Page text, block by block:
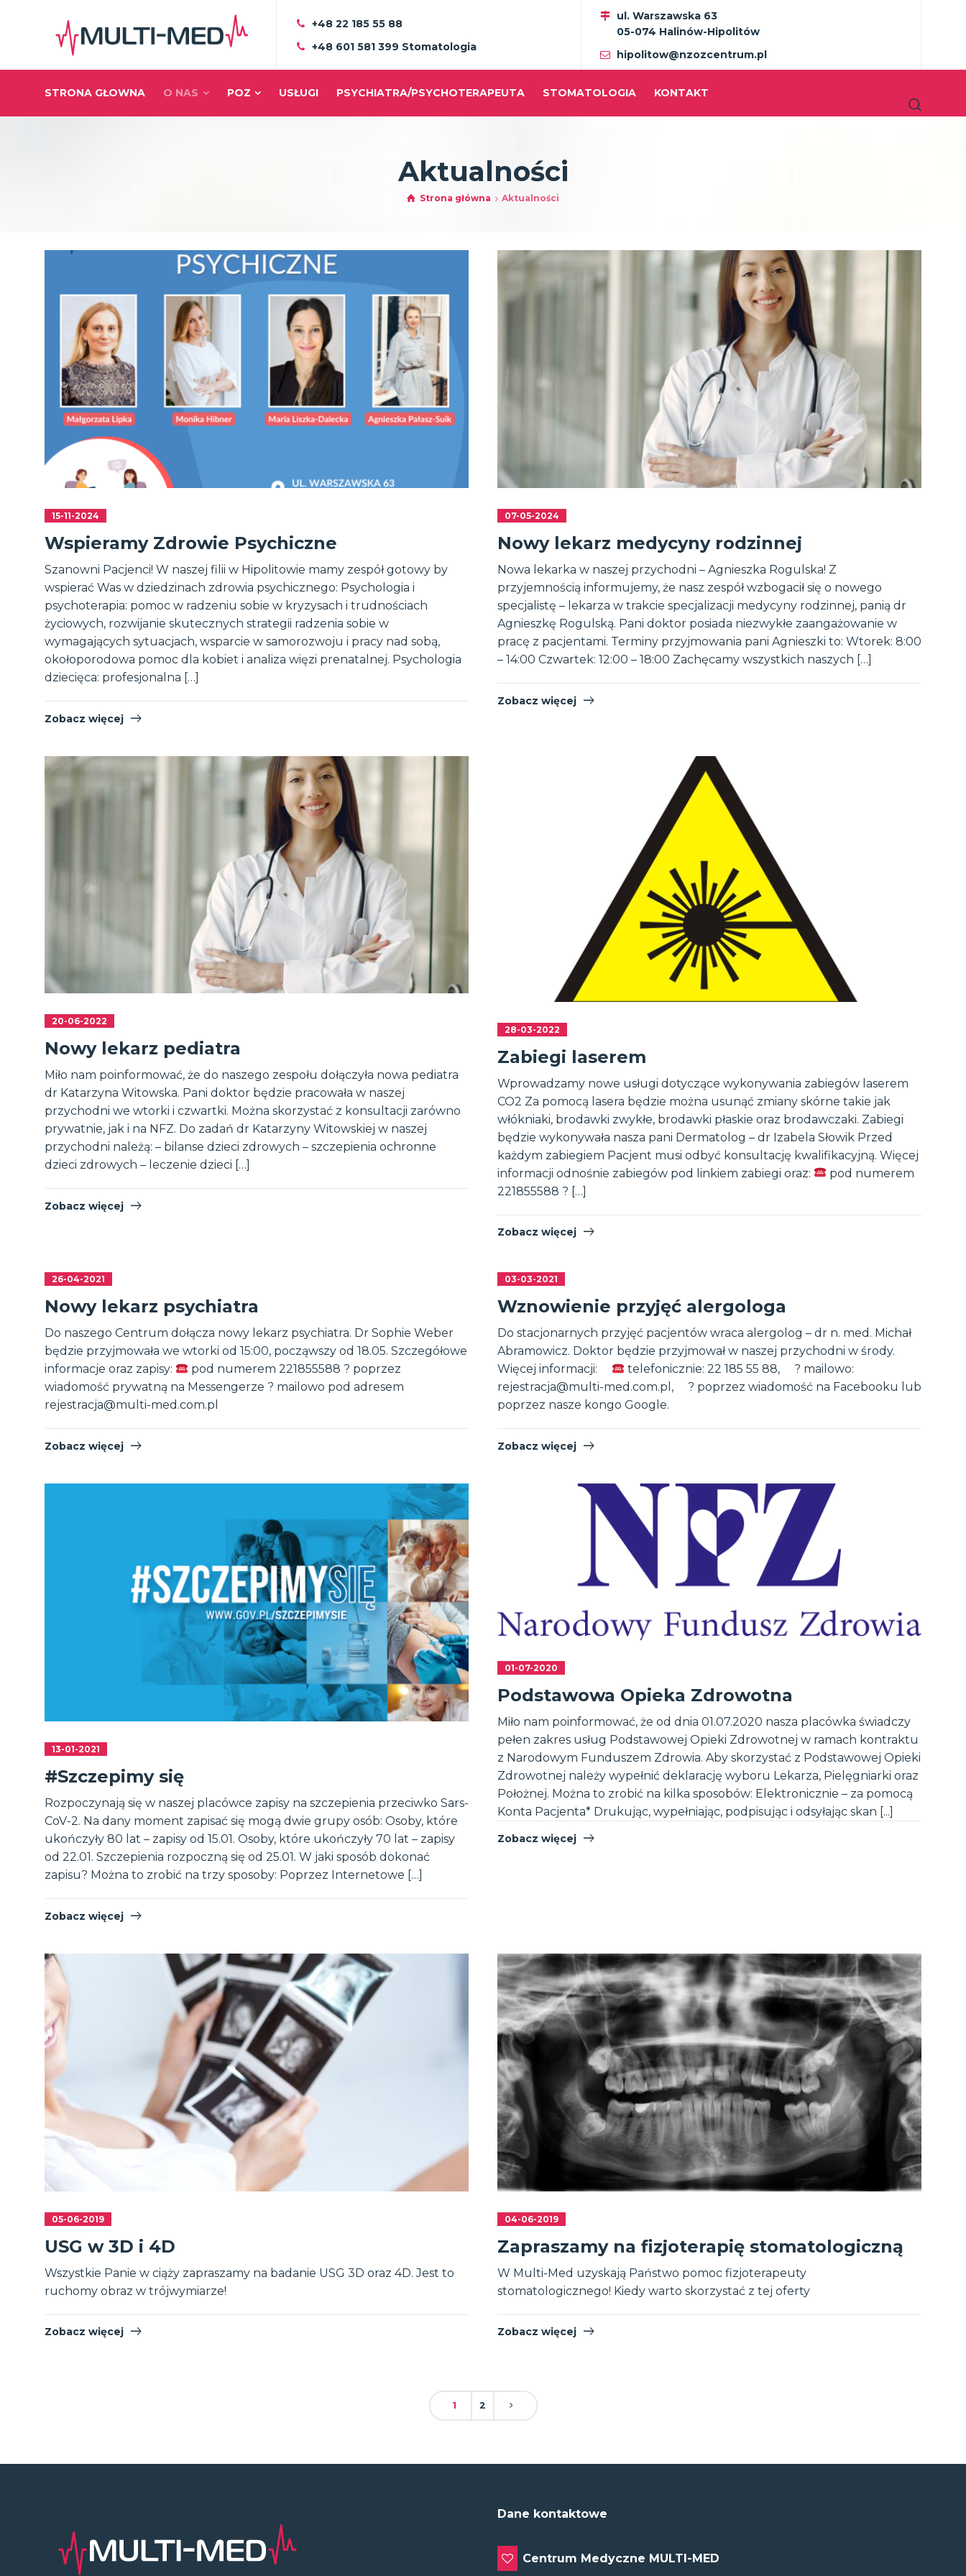
+48 22 185 55 88
+48 601 581 399 Stomatologia
ul. Warszawska 63
05-074 Halinów-Hipolitów
hipolitow@nzozcentrum.pl
STRONA GŁOWNA O NAS POZ USŁUGI PSYCHIATRA/PSYCHOTERAPEUTA STOMATOLOGIA KONTAKT
Aktualności
Strona główna Aktualności
15-11-2024
Wspieramy Zdrowie Psychiczne
Szanowni Pacjenci! W naszej filii w Hipolitowie mamy zespół gotowy by
wspierać Was w dziedzinach zdrowia psychicznego: Psychologia i
psychoterapia: pomoc w radzeniu sobie w kryzysach i trudnościach
życiowych, rozwijanie skutecznych strategii radzenia sobie w
wymagających sytuacjach, wsparcie w samorozwoju i pracy nad sobą,
okołoporodowa pomoc dla kobiet i analiza więzi prenatalnej. Psychologia
dziecięca: profesjonalna […]
Zobacz więcej
07-05-2024
Nowy lekarz medycyny rodzinnej
Nowa lekarka w naszej przychodni – Agnieszka Rogulska! Z
przyjemnością informujemy, że nasz zespół wzbogacił się o nowego
specjalistę – lekarza w trakcie specjalizacji medycyny rodzinnej, panią dr
Agnieszkę Rogulską. Pani doktor posiada niezwykłe zaangażowanie w
pracę z pacjentami. Terminy przyjmowania pani Agnieszki to: Wtorek: 8:00
– 14:00 Czwartek: 12:00 – 18:00 Zachęcamy wszystkich naszych […]
Zobacz więcej
20-06-2022
Nowy lekarz pediatra
Miło nam poinformować, że do naszego zespołu dołączyła nowa pediatra
dr Katarzyna Witowska. Pani doktor będzie pracowała w naszej
przychodni we wtorki i czwartki. Można skorzystać z konsultacji zarówno
prywatnie, jak i na NFZ. Do zadań dr Katarzyny Witowskiej w naszej
przychodni należą: – bilanse dzieci zdrowych – szczepienia ochronne
dzieci zdrowych – leczenie dzieci […]
Zobacz więcej
28-03-2022
Zabiegi laserem
Wprowadzamy nowe usługi dotyczące wykonywania zabiegów laserem
CO2 Za pomocą lasera będzie można usunąć zmiany skórne takie jak
włókniaki, brodawki zwykłe, brodawki płaskie oraz brodawczaki. Zabiegi
będzie wykonywała nasza pani Dermatolog – dr Izabela Słowik Przed
każdym zabiegiem Pacjent musi odbyć konsultację kwalifikacyjną. Więcej
informacji odnośnie zabiegów pod linkiem zabiegi oraz:
pod numerem
221855588 ? […]
Zobacz więcej
26-04-2021
Nowy lekarz psychiatra
Do naszego Centrum dołącza nowy lekarz psychiatra. Dr Sophie Weber
będzie przyjmowała we wtorki od 15:00, począwszy od 18.05. Szczegółowe
informacje oraz zapisy:
pod numerem 221855588 ? poprzez
wiadomość prywatną na Messengerze ? mailowo pod adresem
rejestracja@multi-med.com.pl
Zobacz więcej
03-03-2021
Wznowienie przyjęć alergologa
Do stacjonarnych przyjęć pacjentów wraca alergolog – dr n. med. Michał
Abramowicz. Doktor będzie przyjmował w naszej przychodni w środy.
Więcej informacji:
telefonicznie: 22 185 55 88, ? mailowo:
rejestracja@multi-med.com.pl, ? poprzez wiadomość na Facebooku lub
poprzez nasze kongo Google.
Zobacz więcej
13-01-2021
#Szczepimy się
Rozpoczynają się w naszej placówce zapisy na szczepienia przeciwko Sars-
CoV-2. Na dany moment zapisać się mogą dwie grupy osób: Osoby, które
ukończyły 80 lat – zapisy od 15.01. Osoby, które ukończyły 70 lat – zapisy
od 22.01. Szczepienia rozpoczną się od 25.01. W jaki sposób dokonać
zapisu? Można to zrobić na trzy sposoby: Poprzez Internetowe […]
Zobacz więcej
01-07-2020
Podstawowa Opieka Zdrowotna
Miło nam poinformować, że od dnia 01.07.2020 nasza placówka świadczy
pełen zakres usług Podstawowej Opieki Zdrowotnej w ramach kontraktu
z Narodowym Funduszem Zdrowia. Aby skorzystać z Podstawowej Opieki
Zdrowotnej należy wypełnić deklarację wyboru Lekarza, Pielęgniarki oraz
Położnej. Można to zrobić na kilka sposobów: Elektronicznie – za pomocą
Konta Pacjenta* Drukując, wypełniając, podpisując i odsyłając skan [...]
Zobacz więcej
05-06-2019
USG w 3D i 4D
Wszystkie Panie w ciąży zapraszamy na badanie USG 3D oraz 4D. Jest to
ruchomy obraz w trójwymiarze!
Zobacz więcej
04-06-2019
Zapraszamy na fizjoterapię stomatologiczną
W Multi-Med uzyskają Państwo pomoc fizjoterapeuty
stomatologicznego! Kiedy warto skorzystać z tej oferty
Zobacz więcej
1 2
Dane kontaktowe
Centrum Medyczne MULTI-MED